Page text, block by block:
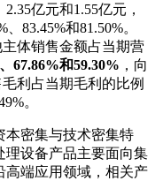
亿元和1.55亿元，
83.45%和81.50%。
体销售金额占当期营
67.86%和59.30% ，向
利占当期毛利的比例
。
本密集与技术密集特
理设备产品主要面向集
高端应用领域，相关产